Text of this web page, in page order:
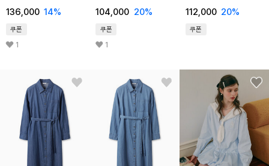
136,000 14%
쿠폰
1
104,000 20%
쿠폰
1
112,000 20%
쿠폰